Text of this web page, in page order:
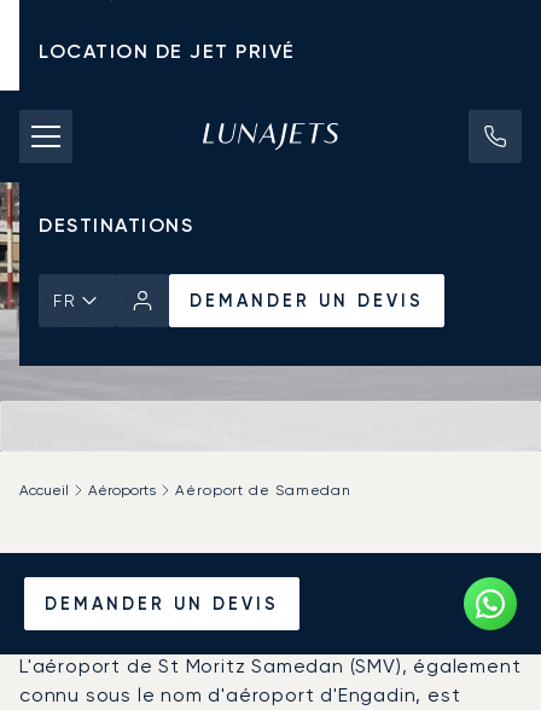
LOCATION DE JET PRIVÉ
TARIFS D'AFFRÈTEMENT
JETS PRIVÉS
DESTINATIONS
FR DEMANDER UN DEVIS
DEMANDER UN DEVIS
Accueil Aéroports Aéroport de Samedan
Louer un Jet Privé de/vers
l'Aéroport de Samedan
L'aéroport de St Moritz Samedan (SMV), également
connu sous le nom d'aéroport d'Engadin, est